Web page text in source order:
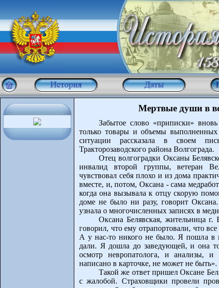
Мертвые души в
Забытое слово «приписки»
только товары и объемы
ситуации рассказала в своем
Тракторозаводского района Волгограда.
Отец волгоградки Оксаны
инвалид второй группы, ветеран
чувствовал себя плохо и из дома
вместе, и, потом, Оксана - сама
когда она вызывала к отцу скорую
доме не было ни разу, говорит
узнала о многочисленных записях в
Оксана Белявская, жительница г.
говорил, что ему отрапортовали, что
А у нас-то никого не было. Я пошла в
дали. Я дошла до заведующей, и она
осмотр невропатолога, и анализы, и
написано в карточке, не может не быть».
Такой же ответ пришел Оксане
с жалобой. Страховщики провели